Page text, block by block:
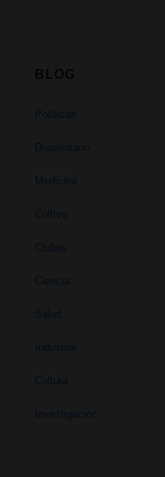
Políticas
Dispensario
Medicina
Cultivo
Clubes
Ciencia
Salud
Industria
Cultura
Investigación